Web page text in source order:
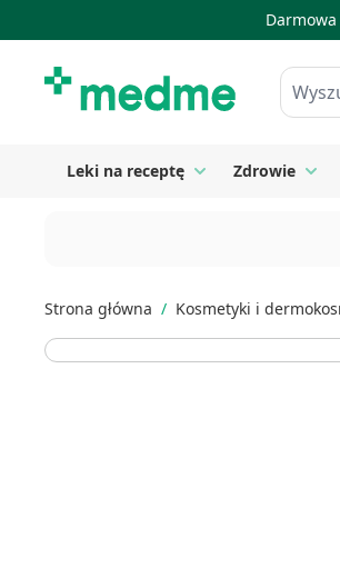
Leki na receptę Toggle submenu
Zdrowie
Strona główna / Kosmetyki i